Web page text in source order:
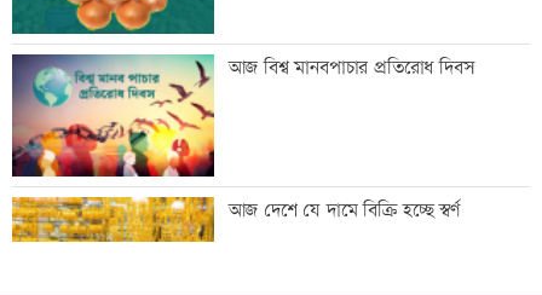
‘ময়না ছলাৎ ছলাৎ’ খ্যাত গায়ক স্বাগত দে
আর নেই
শব্দদূষণে সর্বোচ্চ ২ বছরের জেল
আজ বিশ্ব মানবপাচার প্রতিরোধ দিবস
আজ দেশে যে দামে বিক্রি হচ্ছে স্বর্ণ